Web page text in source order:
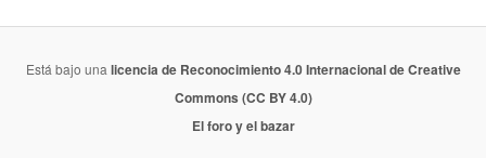
Está bajo unalicencia de Reconocimiento 4.0 Internacional de Creative
Commons (CC BY 4.0)
El foro y el bazar